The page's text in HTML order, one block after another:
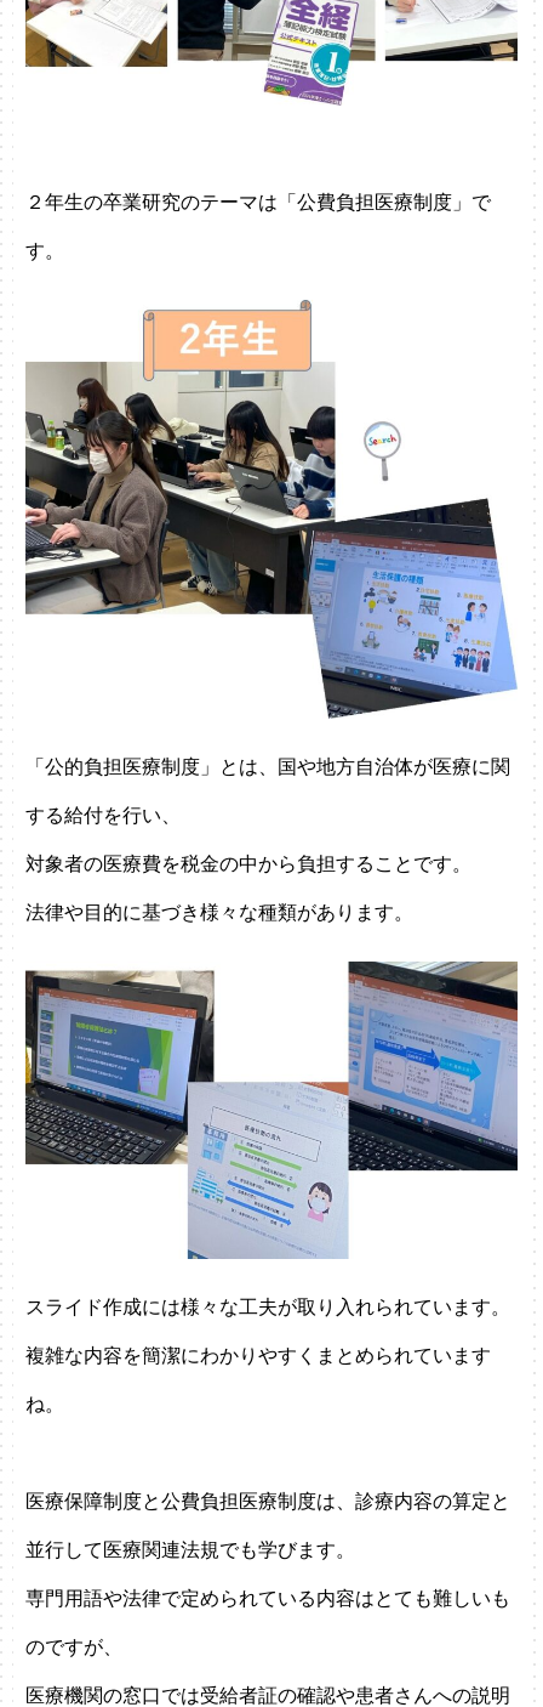
２年生の卒業研究のテーマは「公費負担医療制度」で
す。
「公的負担医療制度」とは、国や地方自治体が医療に関
する給付を行い、
対象者の医療費を税金の中から負担することです。
法律や目的に基づき様々な種類があります。
スライド作成には様々な工夫が取り入れられています。
複雑な内容を簡潔にわかりやすくまとめられています
ね。
医療保障制度と公費負担医療制度は、診療内容の算定と
並行して医療関連法規でも学びます。
専門用語や法律で定められている内容はとても難しいも
のですが、
医療機関の窓口では受給者証の確認や患者さんへの説明